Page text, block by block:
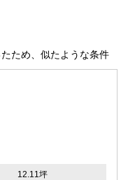
ため、似たような条件
12.11坪